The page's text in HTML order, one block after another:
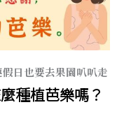
日也要去果園叭叭走
種植芭樂嗎？